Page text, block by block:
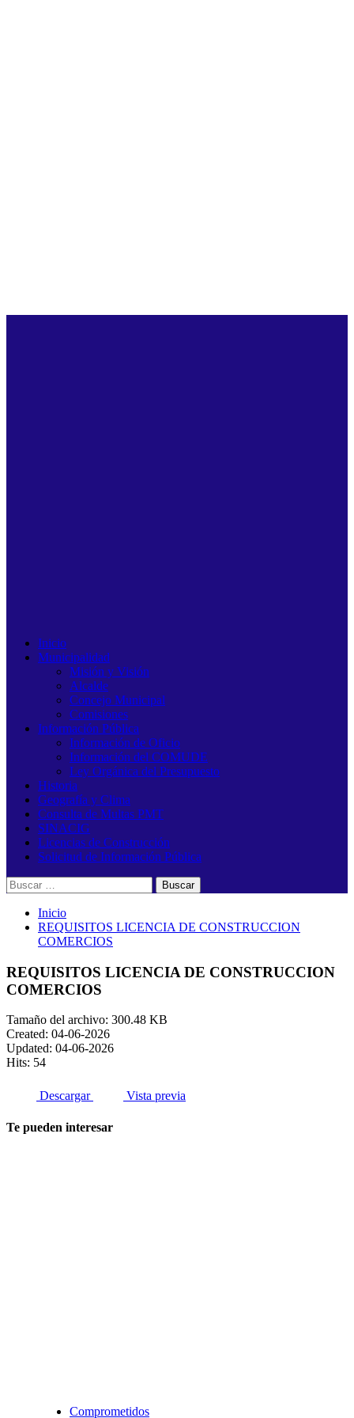
Inicio
Municipalidad
Misión y Visión
Alcalde
Concejo Municipal
Comisiones
Información Pública
Información de Oficio
Información del COMUDE
Ley Orgánica del Presupuesto
Historia
Geografía y Clima
Consulta de Multas PMT
SINACIG
Licencias de Construcción
Solicitud de Información Pública
Buscar:
Inicio
REQUISITOS LICENCIA DE CONSTRUCCION
COMERCIOS
REQUISITOS LICENCIA DE CONSTRUCCION
COMERCIOS
Tamaño del archivo: 300.48 KB
Created: 04-06-2026
Updated: 04-06-2026
Hits: 54
Descargar Vista previa
Te pueden interesar
Comprometidos